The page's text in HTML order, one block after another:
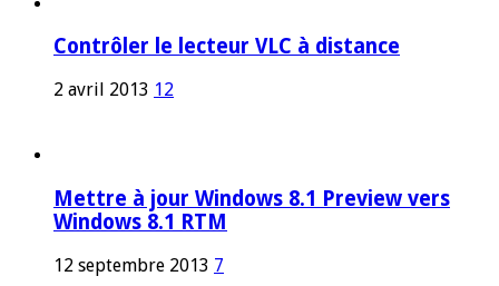
Contrôler le lecteur VLC à distance
2 avril 2013 12
Mettre à jour Windows 8.1 Preview vers
Windows 8.1 RTM
12 septembre 2013 7